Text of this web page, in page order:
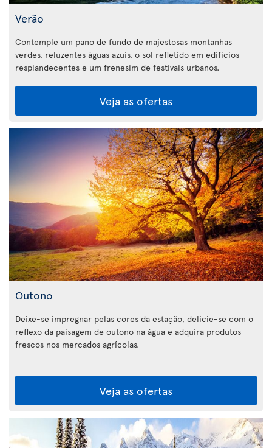
Verão
Contemple um pano de fundo de majestosas montanhas
verdes, reluzentes águas azuis, o sol refletido em edifícios
resplandecentes e um frenesim de festivais urbanos.
Veja as ofertas
Outono
Deixe-se impregnar pelas cores da estação, delicie-se com o
reflexo da paisagem de outono na água e adquira produtos
frescos nos mercados agrícolas.
Veja as ofertas